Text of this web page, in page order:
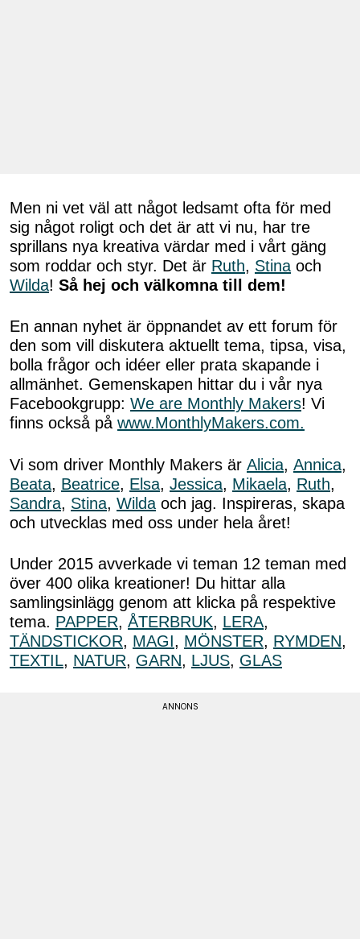
Men ni vet väl att något ledsamt ofta för med
sig något roligt och det är att vi nu, har tre
sprillans nya kreativa värdar med i vårt gäng
som roddar och styr. Det är Ruth, Stina och
Wilda! Så hej och välkomna till dem!
En annan nyhet är öppnandet av ett forum för
den som vill diskutera aktuellt tema, tipsa, visa,
bolla frågor och idéer eller prata skapande i
allmänhet. Gemenskapen hittar du i vår nya
Facebookgrupp: We are Monthly Makers! Vi
finns också på www.MonthlyMakers.com.
Vi som driver Monthly Makers är Alicia, Annica,
Beata, Beatrice, Elsa, Jessica, Mikaela, Ruth,
Sandra, Stina, Wilda och jag. Inspireras, skapa
och utvecklas med oss under hela året!
Under 2015 avverkade vi teman 12 teman med
över 400 olika kreationer! Du hittar alla
samlingsinlägg genom att klicka på respektive
tema. PAPPER, ÅTERBRUK, LERA,
TÄNDSTICKOR, MAGI, MÖNSTER, RYMDEN,
TEXTIL, NATUR, GARN, LJUS, GLAS